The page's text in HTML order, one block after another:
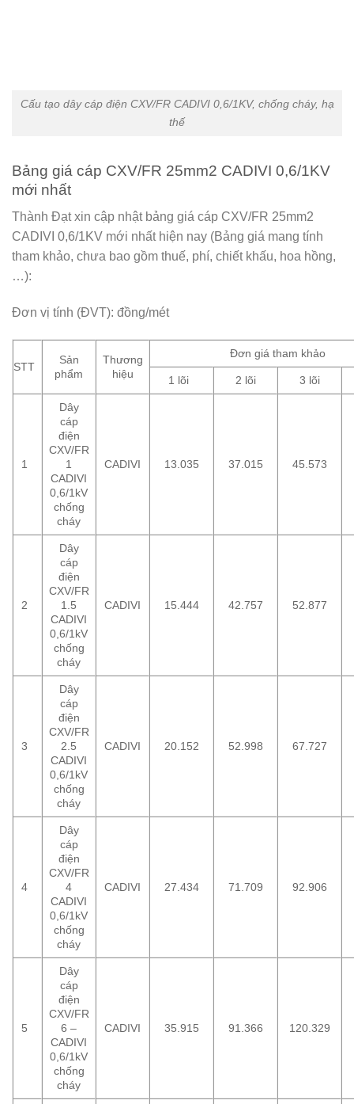
Cấu tạo dây cáp điện CXV/FR CADIVI 0,6/1KV, chống cháy, hạ
thế
Bảng giá cáp CXV/FR 25mm2 CADIVI 0,6/1KV
mới nhất
Thành Đạt xin cập nhật bảng giá cáp CXV/FR 25mm2
CADIVI 0,6/1KV mới nhất hiện nay (Bảng giá mang tính
tham khảo, chưa bao gồm thuế, phí, chiết khấu, hoa hồng,
…):
Đơn vị tính (ĐVT): đồng/mét
STT
Sản
phẩm
Thương
hiệu
Đơn giá tham khảo
1 lõi 2 lõi 3 lõi
1
Dây
cáp
điện
CXV/FR
1
CADIVI
0,6/1kV
chống
cháy
CADIVI 13.035 37.015 45.573
2
Dây
cáp
điện
CXV/FR
1.5
CADIVI
0,6/1kV
chống
cháy
CADIVI 15.444 42.757 52.877
3
Dây
cáp
điện
CXV/FR
2.5
CADIVI
0,6/1kV
chống
cháy
CADIVI 20.152 52.998 67.727
4
Dây
cáp
điện
CXV/FR
4
CADIVI
0,6/1kV
chống
cháy
CADIVI 27.434 71.709 92.906
5
Dây
cáp
điện
CXV/FR
6 –
CADIVI
0,6/1kV
chống
cháy
CADIVI 35.915 91.366 120.329